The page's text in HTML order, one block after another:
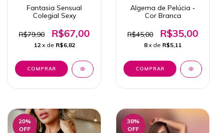
Fantasia Sensual
Colegial Sexy
R$79,90 R$67,00
12 x de R$6,82
Algema de Pelúcia -
Cor Branca
R$45,00 R$35,00
8 x de R$5,11
20%
OFF
38%
OFF